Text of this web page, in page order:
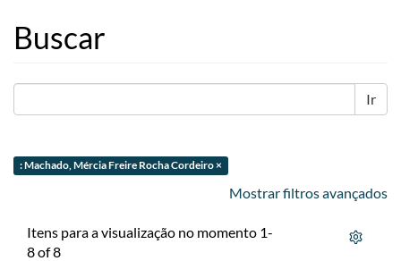
Buscar
Ir
: Machado, Mércia Freire Rocha Cordeiro ×
Mostrar filtros avançados
Itens para a visualização no momento 1-
8 of 8